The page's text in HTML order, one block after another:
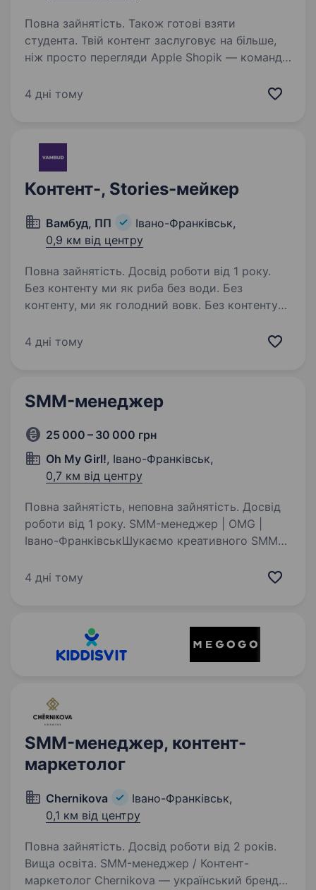
Повна зайнятість. Також готові взяти
студента. Твій контент заслуговує на більше,
ніж просто перегляди Apple Shopik — команда,
ідеї. Якщо ти любиш створювати контент,
4 дні тому
Контент-, Stories-мейкер
Вамбуд, ПП
Івано-Франківськ,
0,9 км від центру
Повна зайнятість. Досвід роботи від 1 року.
Без контенту ми як риба без води. Без
контенту, ми як голодний вовк. Без контенту…
такі ми � Ми ті, хто точно не дасть сумувати.
4 дні тому
SMM-менеджер
25 000 – 30 000 грн
Oh My Girl!, Івано-Франківськ,
0,7 км від центру
Повна зайнятість, неповна зайнятість. Досвід
роботи від 1 року. SMM-менеджер | OMG |
Івано-ФранківськШукаємо креативного SMM-
стежить за трендами та хоче розвиватися
4 дні тому
SMM-менеджер, контент-
маркетолог
Chernikova
Івано-Франківськ,
0,1 км від центру
Повна зайнятість. Досвід роботи від 2 років.
Вища освіта. SMM-менеджер / Контент-
маркетолог Chernikova — український бренд